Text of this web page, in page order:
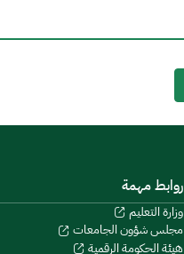
روابط مهمة
وزارة التعليم
مجلس شؤون الجامعات
هيئة الحكومة الرقمية